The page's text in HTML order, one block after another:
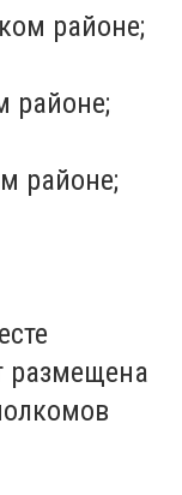
районе;
районе;
районе;
размещена